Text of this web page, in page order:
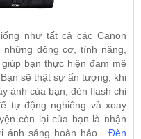
như tất cả các Canon
động cơ, tính năng,
bạn thực hiện đam mê
sẽ thật sự ấn tượng, khi
ảnh của bạn, đèn flash chỉ
tự động nghiêng và xoay
còn lại của bạn là nhận
ánh sáng hoàn hảo. Đèn